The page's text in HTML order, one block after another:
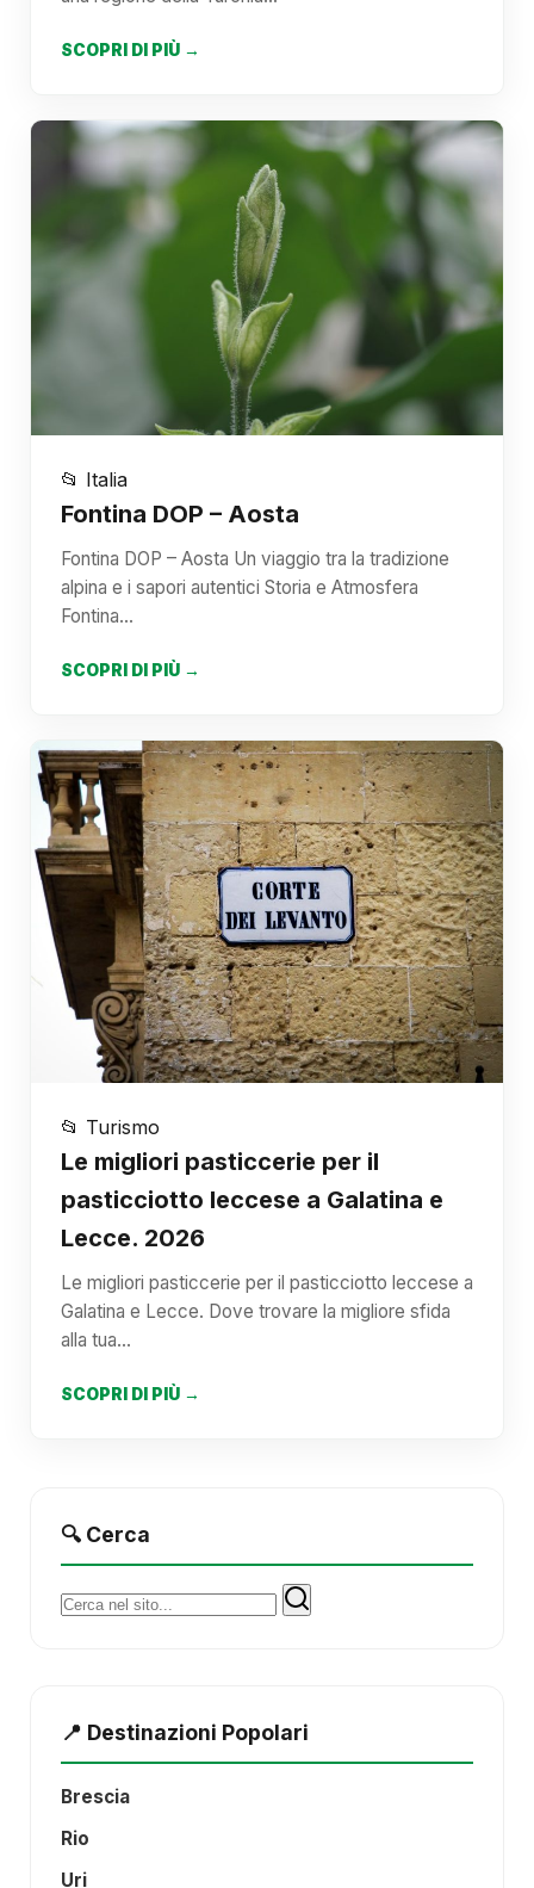
SCOPRI DI PIÙ →
📂 Italia
Fontina DOP – Aosta
Fontina DOP – Aosta Un viaggio tra la tradizione
alpina e i sapori autentici Storia e Atmosfera
Fontina…
SCOPRI DI PIÙ →
📂 Turismo
Le migliori pasticcerie per il
pasticciotto leccese a Galatina e
Lecce. 2026
Le migliori pasticcerie per il pasticciotto leccese a
Galatina e Lecce. Dove trovare la migliore sfida
alla tua…
SCOPRI DI PIÙ →
🔍 Cerca
Cerca:
📍 Destinazioni Popolari
Brescia
Rio
Uri